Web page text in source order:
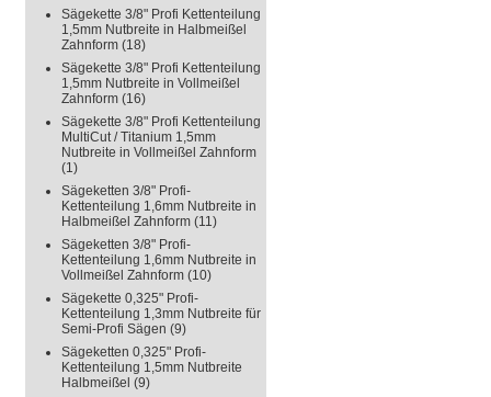
Sägekette 3/8" Profi Kettenteilung
1,5mm Nutbreite in Halbmeißel
Zahnform (18)
Sägekette 3/8" Profi Kettenteilung
1,5mm Nutbreite in Vollmeißel
Zahnform (16)
Sägekette 3/8" Profi Kettenteilung
MultiCut / Titanium 1,5mm
Nutbreite in Vollmeißel Zahnform
(1)
Sägeketten 3/8" Profi-
Kettenteilung 1,6mm Nutbreite in
Halbmeißel Zahnform (11)
Sägeketten 3/8" Profi-
Kettenteilung 1,6mm Nutbreite in
Vollmeißel Zahnform (10)
Sägekette 0,325" Profi-
Kettenteilung 1,3mm Nutbreite für
Semi-Profi Sägen (9)
Sägeketten 0,325" Profi-
Kettenteilung 1,5mm Nutbreite
Halbmeißel (9)